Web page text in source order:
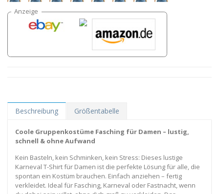
Beschreibung Größentabelle
Coole Gruppenkostüme Fasching für Damen – lustig,
schnell & ohne Aufwand
Kein Basteln, kein Schminken, kein Stress: Dieses lustige
Karneval T-Shirt für Damen ist die perfekte Lösung für alle, die
spontan ein Kostüm brauchen. Einfach anziehen – fertig
verkleidet. Ideal für Fasching, Karneval oder Fastnacht, wenn